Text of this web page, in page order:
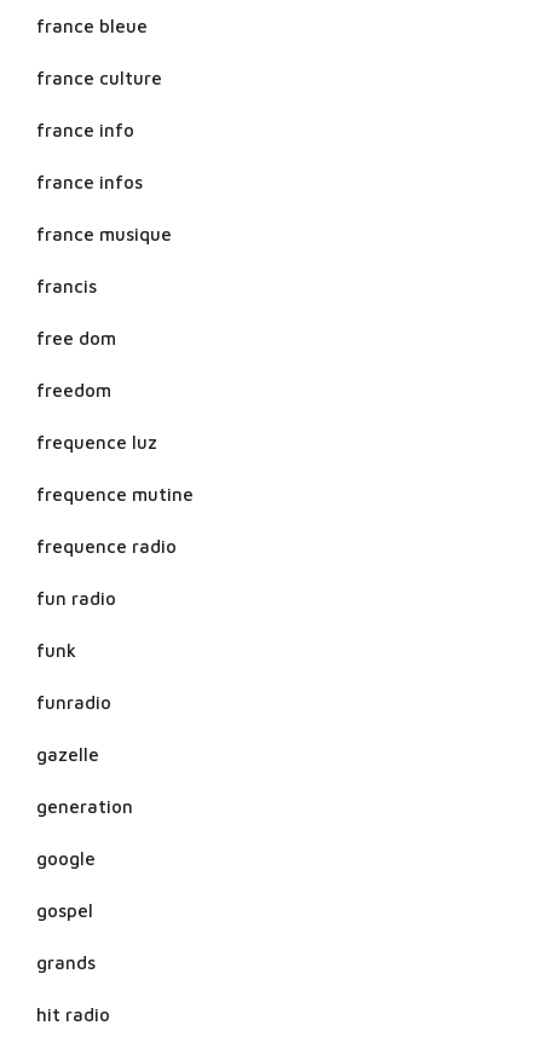
france bleue
france culture
france info
france infos
france musique
francis
free dom
freedom
frequence luz
frequence mutine
frequence radio
fun radio
funk
funradio
gazelle
generation
google
gospel
grands
hit radio